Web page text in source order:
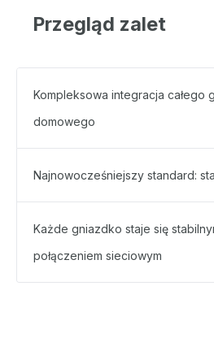
Przegląd zalet
Kompleksowa integracja całego
domowego
Najnowocześniejszy standard:
Każde gniazdko staje się
połączeniem sieciowym